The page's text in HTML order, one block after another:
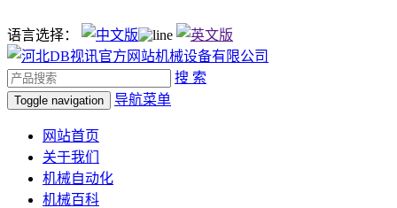
语言选择：
搜 索
Toggle navigation 导航菜单
网站首页
关于我们
机械自动化
机械百科